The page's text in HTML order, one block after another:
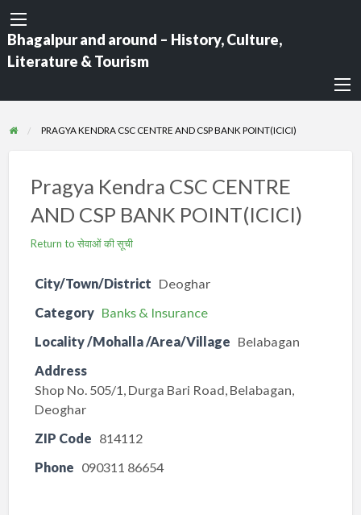
Bhagalpur and around – History, Culture,
Literature & Tourism
PRAGYA KENDRA CSC CENTRE AND CSP BANK POINT(ICICI)
Pragya Kendra CSC CENTRE
AND CSP BANK POINT(ICICI)
Return to सेवाओं की सूची
City/Town/District Deoghar
Category Banks & Insurance
Locality /Mohalla /Area/Village Belabagan
Address
Shop No. 505/1, Durga Bari Road, Belabagan,
Deoghar
ZIP Code 814112
Phone 090311 86654